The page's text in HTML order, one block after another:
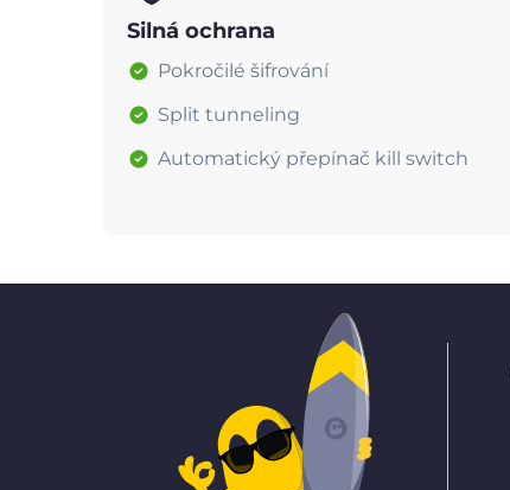
Silná ochrana
Pokročilé šifrování
Split tunneling
Automatický přepínač kill switch